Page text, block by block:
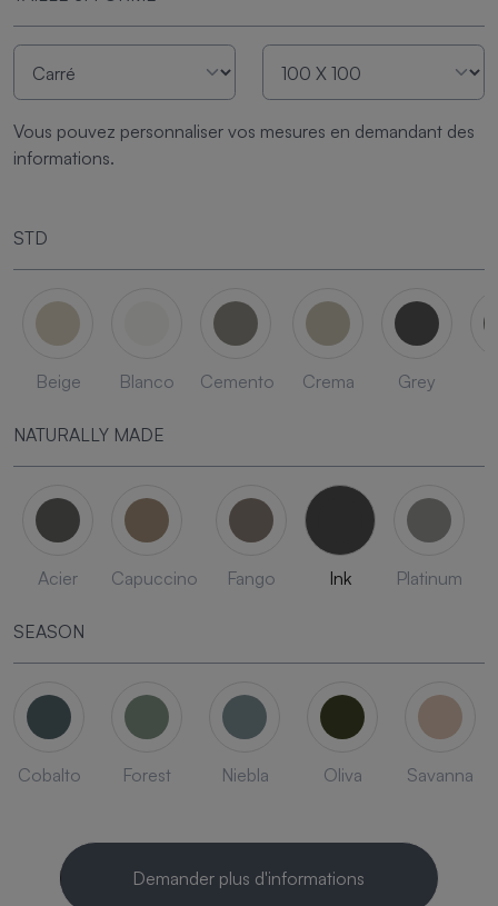
Vous pouvez personnaliser vos mesures en demandant des
informations.
STD
Beige Blanco Cemento Crema Grey
NATURALLY MADE
Acier Capuccino Fango Ink Platinum
SEASON
Cobalto Forest Niebla Oliva Savanna
Demander plus d'informations